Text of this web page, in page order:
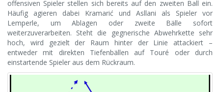
offensiven Spieler stellen sich bereits auf den zweiten Ball ein.
Häufig agieren dabei Kramarić und Asllani als Spieler vor
Lemperle, um Ablagen oder zweite Bälle sofort
weiterzuverarbeiten. Steht die gegnerische Abwehrkette sehr
hoch, wird gezielt der Raum hinter der Linie attackiert –
entweder mit direkten Tiefenbällen auf Touré oder durch
einstartende Spieler aus dem Rückraum.